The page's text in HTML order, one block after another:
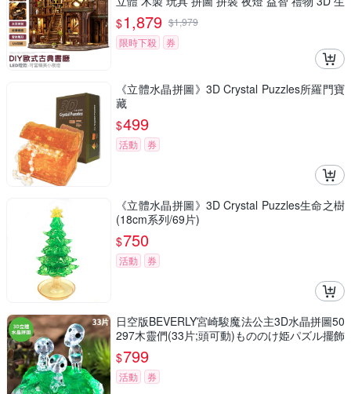
日禮物
$1,879 $1,979
限時下殺
券
《立體水晶拼圖》3D Crystal Puzzles所羅門寶
藏
$499
活動 券
《立體水晶拼圖》3D Crystal Puzzles生命之樹
(18cm系列/69片)
$750
活動 券
日空版BEVERLY宮崎駿魔法公主3D水晶拼圖50
297木靈們(33片;頭可動)もののけ姫パズル擺飾
吉卜力puzzle模型公仔
$799
活動 券